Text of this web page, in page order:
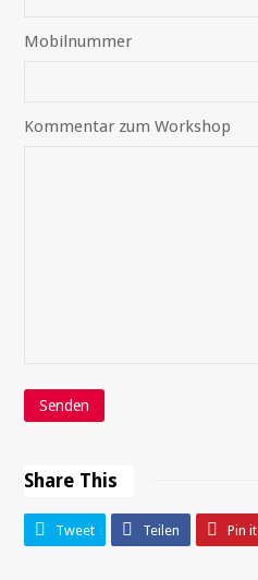
Mobilnummer
Kommentar zum Workshop
Share This
Tweet Teilen Pin it